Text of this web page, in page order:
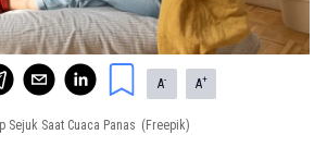
A- A+
Sejuk Saat Cuaca Panas (Freepik)